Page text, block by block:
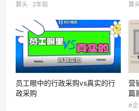
算头 · 2年前
算
员工眼中的行政采购vs真实的行
政采购
营
篇
#